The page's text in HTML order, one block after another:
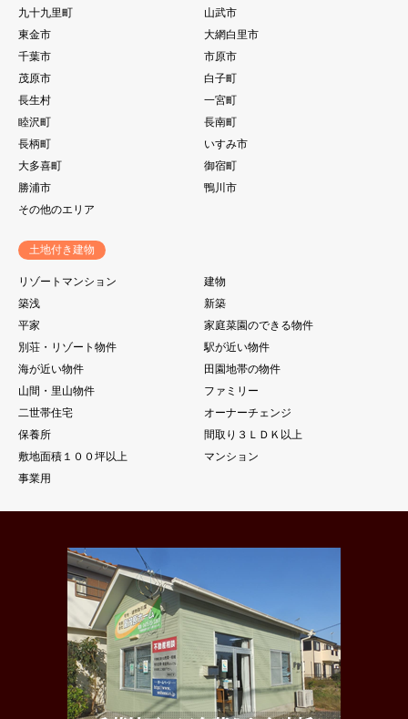
九十九里町
山武市
東金市
大網白里市
千葉市
市原市
茂原市
白子町
長生村
一宮町
睦沢町
長南町
長柄町
いすみ市
大多喜町
御宿町
勝浦市
鴨川市
その他のエリア
土地付き建物
リゾートマンション
建物
築浅
新築
平家
家庭菜園のできる物件
別荘・リゾート物件
駅が近い物件
海が近い物件
田園地帯の物件
山間・里山物件
ファミリー
二世帯住宅
オーナーチェンジ
保養所
間取り３ＬＤＫ以上
敷地面積１００坪以上
マンション
事業用